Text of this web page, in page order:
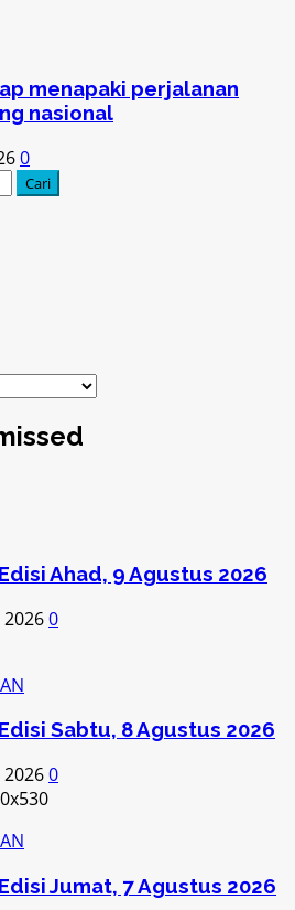
menapaki perjalanan
nasional
0
Ahad, 9 Agustus 2026
0
Sabtu, 8 Agustus 2026
0
Jumat, 7 Agustus 2026